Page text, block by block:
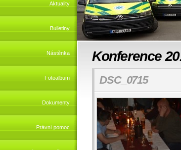
Aktuality
Bulletiny
Nástěnka
Fotoalbum
Dokumenty
Právní pomoc
Konference
DSC_0715